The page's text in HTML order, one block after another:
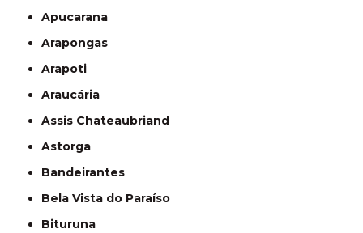
Apucarana
Arapongas
Arapoti
Araucária
Assis Chateaubriand
Astorga
Bandeirantes
Bela Vista do Paraíso
Bituruna